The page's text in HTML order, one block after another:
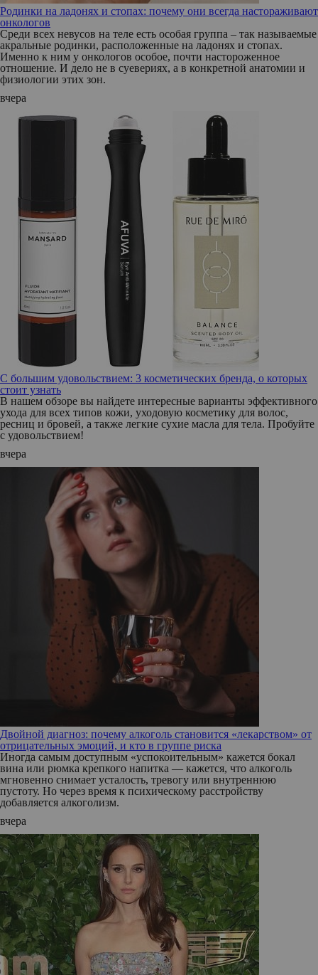
Родинки на ладонях и стопах: почему они всегда настораживают
онкологов
Среди всех невусов на теле есть особая группа – так называемые
акральные родинки, расположенные на ладонях и стопах.
Именно к ним у онкологов особое, почти настороженное
отношение. И дело не в суевериях, а в конкретной анатомии и
физиологии этих зон.
вчера
С большим удовольствием: 3 косметических бренда, о которых
стоит узнать
В нашем обзоре вы найдете интересные варианты эффективного
ухода для всех типов кожи, уходовую косметику для волос,
ресниц и бровей, а также легкие сухие масла для тела. Пробуйте
с удовольствием!
вчера
Двойной диагноз: почему алкоголь становится «лекарством» от
отрицательных эмоций, и кто в группе риска
Иногда самым доступным «успокоительным» кажется бокал
вина или рюмка крепкого напитка — кажется, что алкоголь
мгновенно снимает усталость, тревогу или внутреннюю
пустоту. Но через время к психическому расстройству
добавляется алкоголизм.
вчера